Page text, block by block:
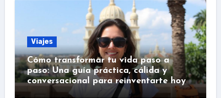
Viajes
Cómo transformar tu vida paso a
paso: Una guía práctica, cálida y
conversacional para reinventarte hoy